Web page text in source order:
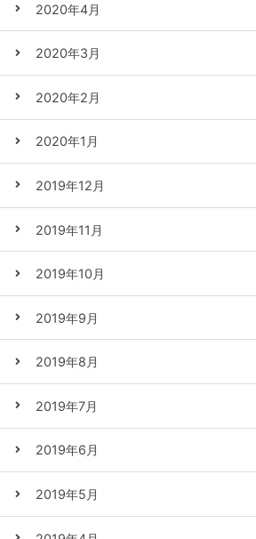
2020年4月
2020年3月
2020年2月
2020年1月
2019年12月
2019年11月
2019年10月
2019年9月
2019年8月
2019年7月
2019年6月
2019年5月